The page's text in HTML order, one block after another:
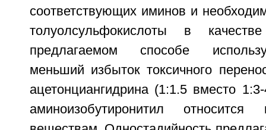
соответствующих иминов и
толуолсульфокислоты в
предлагаемом способе
меньший избыток токсичного
ацетонциангидрина (1:1.5 вместо
аминоизобутиронитил